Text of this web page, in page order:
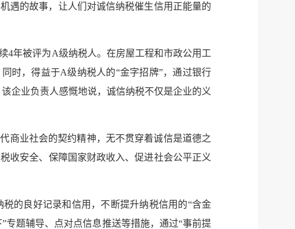
遇的故事，让人们对诚信纳税催生信用正能量的
4年被评为A级纳税人。在房屋工程和市政公用工
时，得益于A级纳税人的“金字招牌”，通过银行
企业负责人感慨地说，诚信纳税不仅是企业的义
商业社会的契约精神，无不贯穿着诚信是道德之
收安全、保障国家财政收入、促进社会公平正义
的良好记录和信用，不断提升纳税信用的“含金
专题辅导、点对点信息推送等措施，通过“事前提